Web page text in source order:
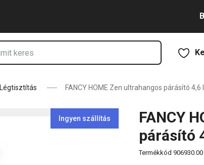
Légtisztítás FANCY HOME Zen ultrahangos párásító 4,6 l
Ingyen szállítás
FANCY
párásító
Termékkód 906930.00